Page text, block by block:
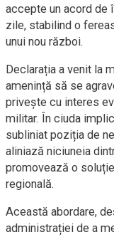
accepte un acord de
zile, stabilind o
unui nou război.
Declarația a venit la
amenință să se
privește cu interes
militar. În ciuda
subliniat poziția de
aliniază niciuneia
promovează o
regională.
Această abordare,
administrației de a